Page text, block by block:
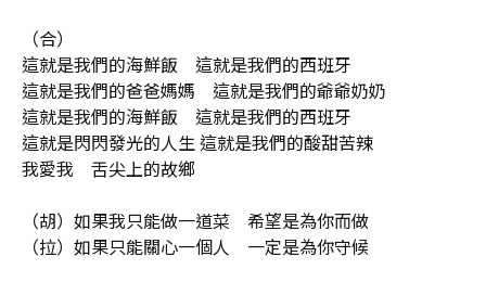
（合）
這就是我們的海鮮飯 這就是我們的西班牙
這就是我們的爸爸媽媽 這就是我們的爺爺奶奶
這就是我們的海鮮飯 這就是我們的西班牙
這就是閃閃發光的人生 這就是我們的酸甜苦辣
我愛我 舌尖上的故鄉
（胡）如果我只能做一道菜 希望是為你而做
（拉）如果只能關心一個人 一定是為你守候